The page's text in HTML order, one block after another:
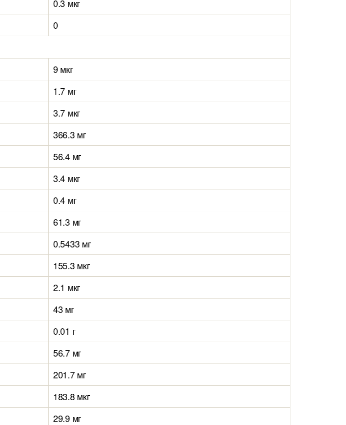
0.3 мкг
0
9 мкг
1.7 мг
3.7 мкг
366.3 мг
56.4 мг
3.4 мкг
0.4 мг
61.3 мг
0.5433 мг
155.3 мкг
2.1 мкг
43 мг
0.01 г
56.7 мг
201.7 мг
183.8 мкг
29.9 мг